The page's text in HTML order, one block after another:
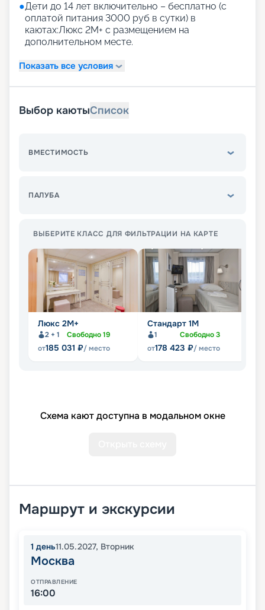
●Дети до 14 лет включительно – бесплатно (с
оплатой питания 3000 руб в сутки) в
каютах:Люкс 2М+ с размещением на
дополнительном месте.
Показать все условия
Выбор каютыСписок
ВМЕСТИМОСТЬ
ПАЛУБА
ВЫБЕРИТЕ КЛАСС ДЛЯ ФИЛЬТРАЦИИ НА КАРТЕ
Люкс 2М+
2 + 1 Свободно19
от185 031 ₽/ место
Стандарт 1M
1 Свободно3
от178 423 ₽/ место
Схема кают доступна в модальном окне
Маршрут и экскурсии
1 день11.05.2027, Вторник
Москва
ОТПРАВЛЕНИЕ
16:00